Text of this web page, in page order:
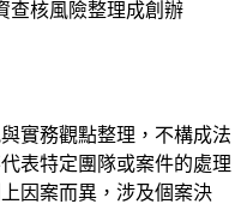
查核風險整理成創辦
實務觀點整理，不構成法
表特定團隊或案件的處理
因案而異，涉及個案決